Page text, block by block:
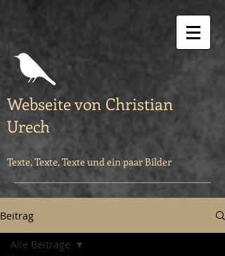
Webseite von Christian
Urech
Texte, Texte, Texte und ein paar Bilder
Beitrag
Alle Beiträge